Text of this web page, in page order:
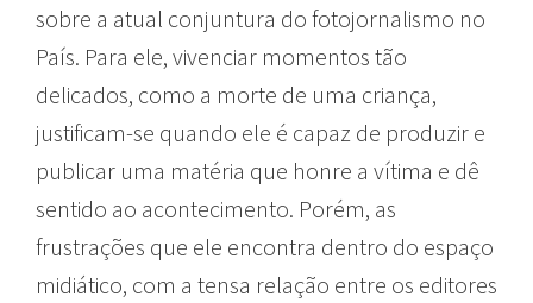
sobre a atual conjuntura do fotojornalismo no
País. Para ele, vivenciar momentos tão
delicados, como a morte de uma criança,
justificam-se quando ele é capaz de produzir e
publicar uma matéria que honre a vítima e dê
sentido ao acontecimento. Porém, as
frustrações que ele encontra dentro do espaço
midiático, com a tensa relação entre os editores